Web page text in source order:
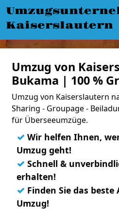
Kaiserslautern
Umzug von
Bukama | 100 %
Umzug von Kaiserslautern
Sharing - Groupage -
für Überseeumzüge.
✓ Wir helfen Ihnen,
Umzug geht!
✓ Schnell &
erhalten!
✓ Finden Sie das
Umzug!